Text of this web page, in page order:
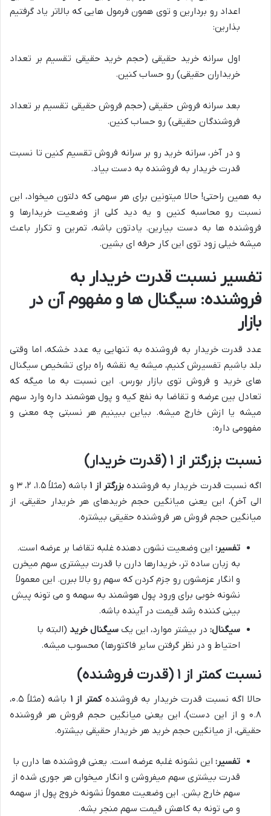
اعداد رو بردارین و توی همون فرمول هایی که بالاتر یاد گرفتیم
بذارین:
اول سرانه خرید حقیقی (حجم خرید حقیقی تقسیم بر تعداد
خریداران حقیقی) رو حساب کنین.
بعد سرانه فروش حقیقی (حجم فروش حقیقی تقسیم بر تعداد
فروشندگان حقیقی) رو حساب کنین.
و در آخر، سرانه خرید رو بر سرانه فروش تقسیم کنین تا نسبت
قدرت خریدار به فروشنده به دست بیاد.
به همین راحتی! حالا میتونین برای هر سهمی که دلتون میخواد، این
نسبت رو محاسبه کنین و یه دید کلی از وضعیت خریدارها و
فروشنده ها به دست بیارین. یادتون باشه، تمرین و تکرار باعث
میشه خیلی زود توی این کار حرفه ای بشین.
تفسیر نسبت قدرت خریدار به
فروشنده: سیگنال ها و مفهوم آن در
بازار
عدد قدرت خریدار به فروشنده به تنهایی یه عدد خشکه، اما وقتی
بلد باشیم تفسیرش کنیم، میشه یه نقشه راه برای تشخیص سیگنال
های خرید و فروش توی بازار بورس. این نسبت به ما میگه که
تعادل بین عرضه و تقاضا به نفع کیه و پول هوشمند داره وارد سهم
میشه یا ازش خارج میشه. بیاین ببینیم هر نسبتی چه معنی و
مفهومی داره:
نسبت بزرگتر از ۱ (قدرت خریدار)
اگه نسبت قدرت خریدار به فروشندهبزرگتر از ۱
باشه (مثلاً ۱.۵، ۲، ۳ و
الی آخر)، این یعنی میانگین حجم خریدهای هر خریدار حقیقی، از
میانگین حجم فروش هر فروشنده حقیقی بیشتره.
تفسیر: این وضعیت نشون دهنده غلبه تقاضا بر عرضه است.
به زبان ساده تر، خریدارها دارن با قدرت بیشتری سهم میخرن
و انگار عزمشون رو جزم کردن که سهم رو بالا ببرن. این معمولاً
نشونه خوبی برای ورود پول هوشمند به سهمه و می تونه پیش
بینی کننده رشد قیمت در آینده باشه.
سیگنال: در بیشتر موارد، این یک سیگنال خرید (البته با
احتیاط و در نظر گرفتن سایر فاکتورها) محسوب میشه.
نسبت کمتر از ۱ (قدرت فروشنده)
حالا اگه نسبت قدرت خریدار به فروشندهکمتر از ۱
باشه (مثلاً ۰.۵،
۰.۸ و از این دست)، این یعنی میانگین حجم فروش هر فروشنده
حقیقی، از میانگین حجم خرید هر خریدار حقیقی بیشتره.
تفسیر: این نشونه غلبه عرضه است. یعنی فروشنده ها دارن با
قدرت بیشتری سهم میفروشن و انگار میخوان هر جوری شده از
سهم خارج بشن. این وضعیت معمولاً نشونه خروج پول از سهمه
و می تونه به کاهش قیمت سهم منجر بشه.